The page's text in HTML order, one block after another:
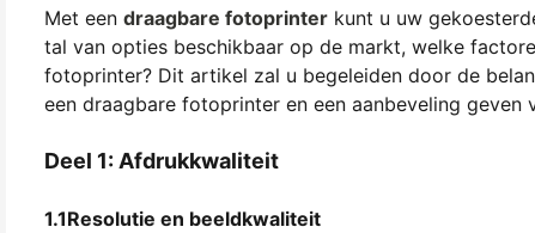
Met een draagbare fotoprinter kunt u uw
tal van opties beschikbaar op de markt, welke
fotoprinter? Dit artikel zal u begeleiden door de
een draagbare fotoprinter en een aanbeveling geven
Deel 1: Afdrukkwaliteit
1.1Resolutie en beeldkwaliteit